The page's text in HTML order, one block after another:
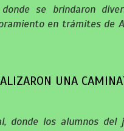
se brindaron
en trámites de
UNA
donde los alumnos del